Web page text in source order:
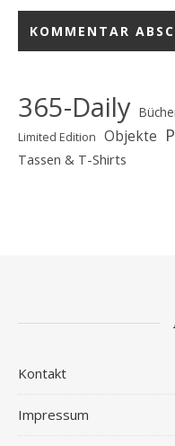
365-Daily
Limited Edition Objekte
Tassen & T-Shirts
Kontakt
Impressum